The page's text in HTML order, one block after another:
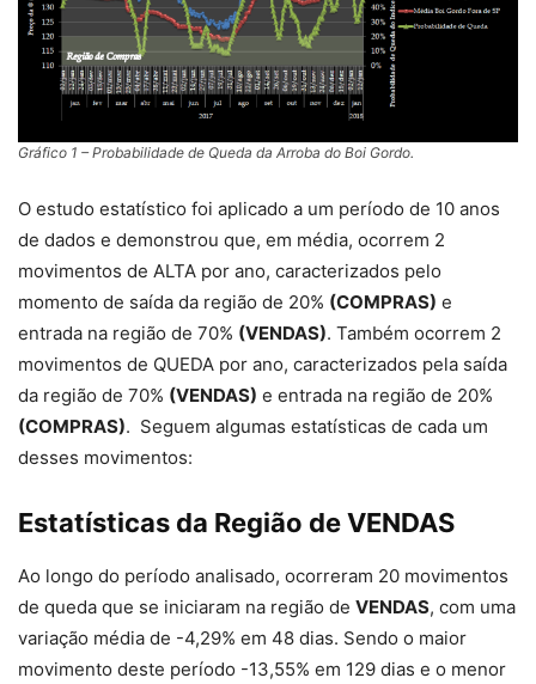
Gráfico 1 – Probabilidade de Queda da Arroba do Boi Gordo.
O estudo estatístico foi aplicado a um período de 10 anos
de dados e demonstrou que, em média, ocorrem 2
movimentos de ALTA por ano, caracterizados pelo
momento de saída da região de 20% (COMPRAS) e
entrada na região de 70% (VENDAS). Também ocorrem 2
movimentos de QUEDA por ano, caracterizados pela saída
da região de 70% (VENDAS) e entrada na região de 20%
(COMPRAS). Seguem algumas estatísticas de cada um
desses movimentos:
Estatísticas da Região de VENDAS
Ao longo do período analisado, ocorreram 20 movimentos
de queda que se iniciaram na região de VENDAS, com uma
variação média de -4,29% em 48 dias. Sendo o maior
movimento deste período -13,55% em 129 dias e o menor